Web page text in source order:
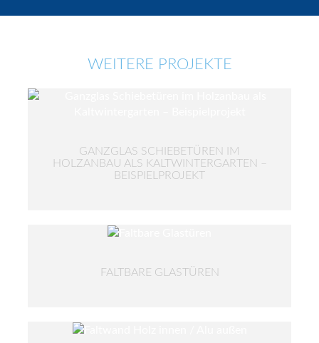
WEITERE PROJEKTE
GANZGLAS SCHIEBETÜREN IM
HOLZANBAU ALS KALTWINTERGARTEN –
BEISPIELPROJEKT
FALTBARE GLASTÜREN